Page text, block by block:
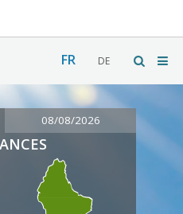
FR DE
08/08/2026